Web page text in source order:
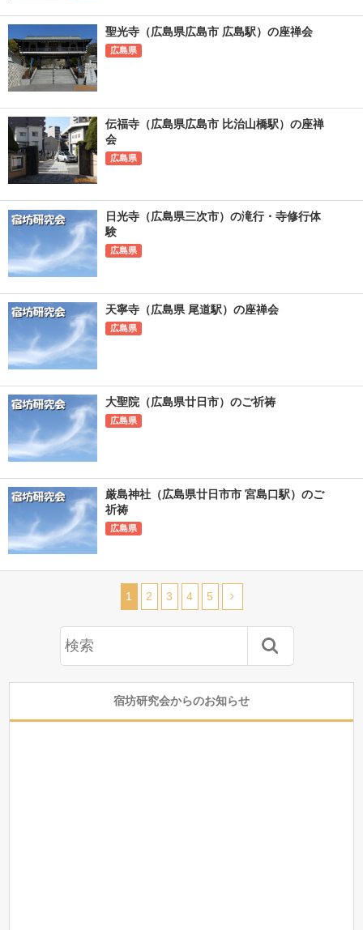
聖光寺（広島県広島市 広島駅）の座禅会
広島県
伝福寺（広島県広島市 比治山橋駅）の座禅
会
広島県
日光寺（広島県三次市）の滝行・寺修行体
験
広島県
天寧寺（広島県 尾道駅）の座禅会
広島県
大聖院（広島県廿日市）のご祈祷
広島県
厳島神社（広島県廿日市市 宮島口駅）のご
祈祷
広島県
1 2 3 4 5
宿坊研究会からのお知らせ